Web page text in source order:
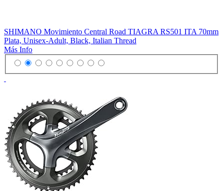
SHIMANO Movimiento Central Road TIAGRA RS501 ITA 70mm
Plata, Unisex-Adult, Black, Italian Thread
Más Info